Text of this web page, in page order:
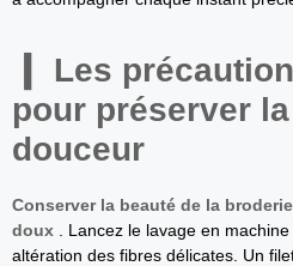
Les
pour préserver
douceur
Conserver la beauté de la
doux . Lancez le lavage en
altération des fibres délicates. Un